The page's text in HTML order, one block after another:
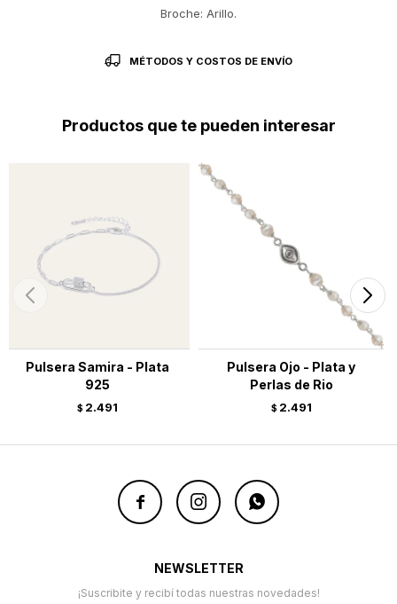
Broche: Arillo.
MÉTODOS Y COSTOS DE ENVÍO
Productos que te pueden interesar
Pulsera Samira - Plata
925
$ 2.491
Pulsera Ojo - Plata y
Perlas de Rio
$ 2.491
  
NEWSLETTER
¡Suscribite y recibí todas nuestras novedades!